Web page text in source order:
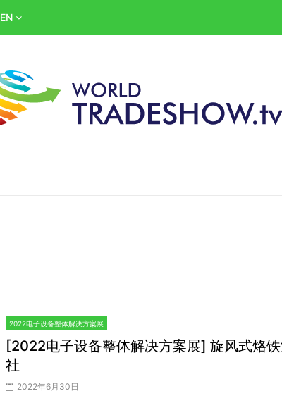
EN
2022电子设备整体解决方案展
[2022电子设备整体解决方案展] 旋风式烙
社
2022年6月30日